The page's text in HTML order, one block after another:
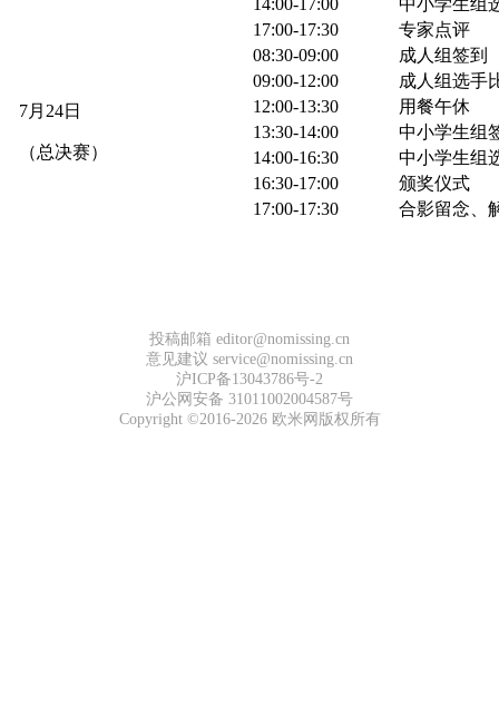
17:00-17:30
专家点评
7月24日
（总决赛）
08:30-09:00
成人组签到
09:00-12:00
成人组选手
12:00-13:30
用餐午休
13:30-14:00
中小学生组
14:00-16:30
中小学生组
16:30-17:00
颁奖仪式
17:00-17:30
合影留念、
投稿邮箱 editor@nomissing.cn
意见建议 service@nomissing.cn
沪ICP备13043786号-2
沪公网安备 31011002004587号
Copyright ©2016-2026 欧米网版权所有